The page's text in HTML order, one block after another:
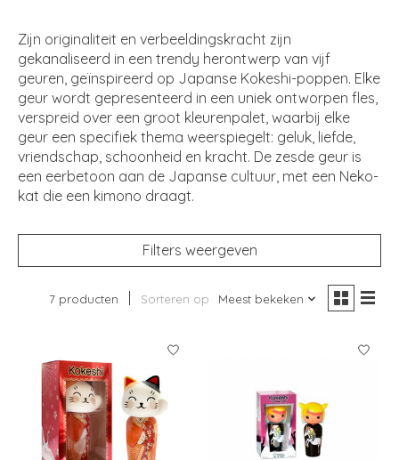
Zijn originaliteit en verbeeldingskracht zijn
gekanaliseerd in een trendy herontwerp van vijf
geuren, geïnspireerd op Japanse Kokeshi-poppen. Elke
geur wordt gepresenteerd in een uniek ontworpen fles,
verspreid over een groot kleurenpalet, waarbij elke
geur een specifiek thema weerspiegelt: geluk, liefde,
vriendschap, schoonheid en kracht. De zesde geur is
een eerbetoon aan de Japanse cultuur, met een Neko-
kat die een kimono draagt.
Filters weergeven
7 producten Sorteren op Meest bekeken